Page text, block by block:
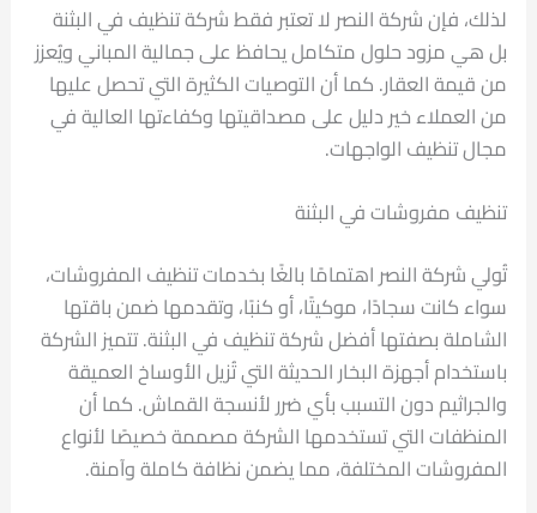
لذلك، فإن شركة النصر لا تعتبر فقط شركة تنظيف في البثنة
بل هي مزود حلول متكامل يحافظ على جمالية المباني ويُعزز
من قيمة العقار. كما أن التوصيات الكثيرة التي تحصل عليها
من العملاء خير دليل على مصداقيتها وكفاءتها العالية في
مجال تنظيف الواجهات.
تنظيف مفروشات في البثنة
تُولي شركة النصر اهتمامًا بالغًا بخدمات تنظيف المفروشات،
سواء كانت سجادًا، موكيتًا، أو كنبًا، وتقدمها ضمن باقتها
الشاملة بصفتها أفضل شركة تنظيف في البثنة. تتميز الشركة
باستخدام أجهزة البخار الحديثة التي تُزيل الأوساخ العميقة
والجراثيم دون التسبب بأي ضرر لأنسجة القماش. كما أن
المنظفات التي تستخدمها الشركة مصممة خصيصًا لأنواع
المفروشات المختلفة، مما يضمن نظافة كاملة وآمنة.